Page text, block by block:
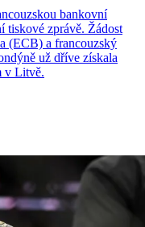
bankovní
tiskové zprávě. Žádost
(ECB) a francouzský
už dříve získala
v Litvě.